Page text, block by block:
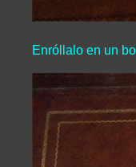
Enróllalo en un